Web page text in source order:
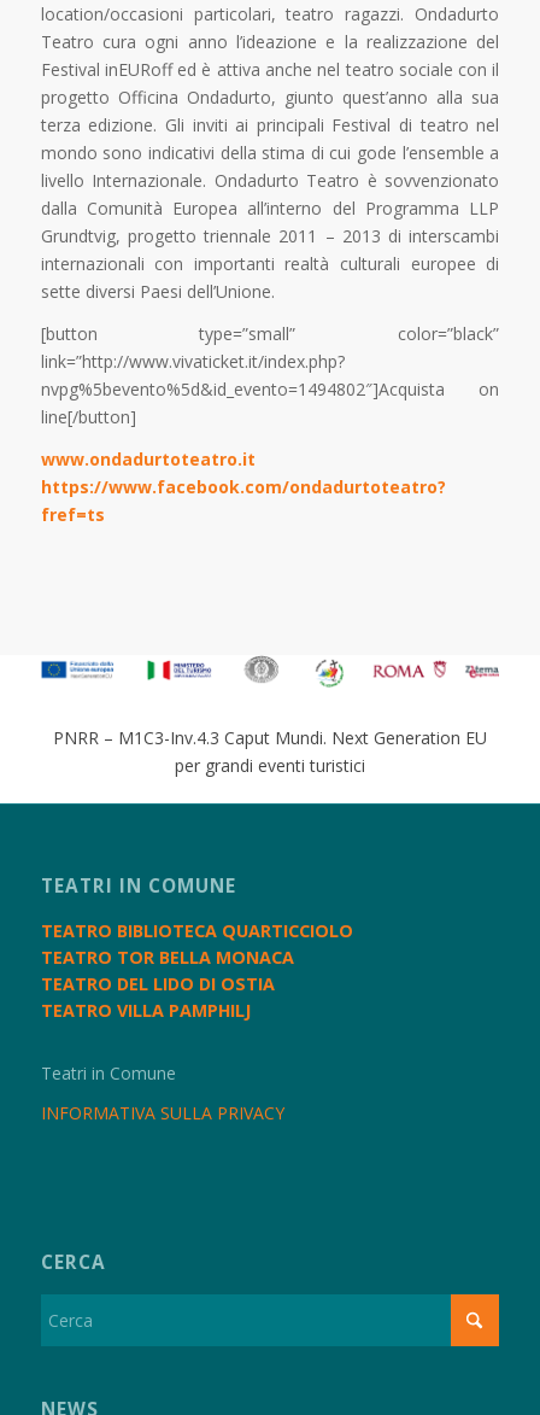
location/occasioni particolari, teatro ragazzi. Ondadurto
Teatro cura ogni anno l’ideazione e la realizzazione del
Festival inEURoff ed è attiva anche nel teatro sociale con il
progetto Officina Ondadurto, giunto quest’anno alla sua
terza edizione. Gli inviti ai principali Festival di teatro nel
mondo sono indicativi della stima di cui gode l’ensemble a
livello Internazionale. Ondadurto Teatro è sovvenzionato
dalla Comunità Europea all’interno del Programma LLP
Grundtvig, progetto triennale 2011 – 2013 di interscambi
internazionali con importanti realtà culturali europee di
sette diversi Paesi dell’Unione.
[button type=”small” color=”black”
link=”http://www.vivaticket.it/index.php?
nvpg%5bevento%5d&id_evento=1494802″]Acquista on
line[/button]
www.ondadurtoteatro.it
https://www.facebook.com/ondadurtoteatro?
fref=ts
PNRR – M1C3-Inv.4.3 Caput Mundi. Next Generation EU
per grandi eventi turistici
TEATRI IN COMUNE
TEATRO BIBLIOTECA QUARTICCIOLO
TEATRO TOR BELLA MONACA
TEATRO DEL LIDO DI OSTIA
TEATRO VILLA PAMPHILJ
Teatri in Comune
INFORMATIVA SULLA PRIVACY
CERCA
NEWS